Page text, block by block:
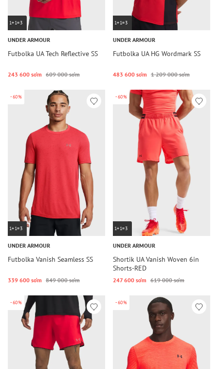
1+1=3
UNDER ARMOUR
Futbolka UA Tech Reflective SS
243 600 so‘m 609 000 so‘m
1+1=3
UNDER ARMOUR
Futbolka UA HG Wordmark SS
483 600 so‘m 1 209 000 so‘m
-60%
1+1=3
UNDER ARMOUR
Futbolka Vanish Seamless SS
339 600 so‘m 849 000 so‘m
-60%
1+1=3
UNDER ARMOUR
Shortik UA Vanish Woven 6in
Shorts-RED
247 600 so‘m 619 000 so‘m
-60% -60%